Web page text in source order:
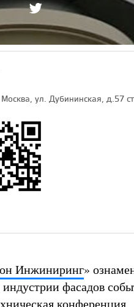
Москва, ул. Дубининская, д.57
Инжиниринг»
фасадов
конференция